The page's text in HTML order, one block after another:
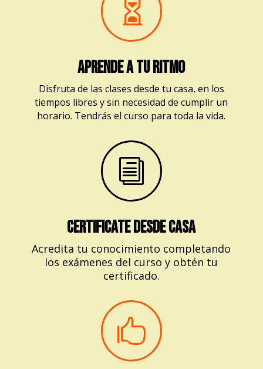

APRENDE A TU RITMO
Disfruta de las clases desde tu casa, en los
tiempos libres y sin necesidad de cumplir un
horario. Tendrás el curso para toda la vida.
i
CERTIFICATE DESDE CASA
Acredita tu conocimiento completando
los exámenes del curso y obtén tu
certificado.
